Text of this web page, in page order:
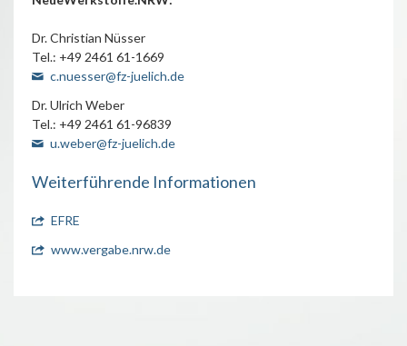
Dr. Christian Nüsser
Tel.: +49 2461 61-1669
c.nuesser@fz-juelich.de
Dr. Ulrich Weber
Tel.: +49 2461 61-96839
u.weber@fz-juelich.de
Weiterführende Informationen
EFRE
www.vergabe.nrw.de